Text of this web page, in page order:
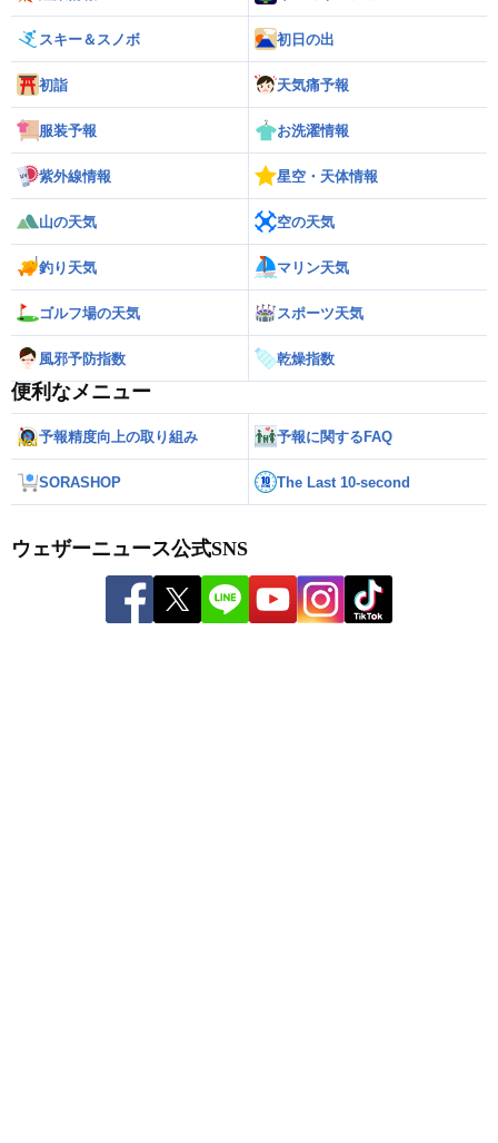
スキー＆スノボ 初日の出
初詣 天気痛予報
服装予報 お洗濯情報
紫外線情報 星空・天体情報
山の天気 空の天気
釣り天気 マリン天気
ゴルフ場の天気 スポーツ天気
風邪予防指数 乾燥指数
便利なメニュー
予報精度向上の取り組み 予報に関するFAQ
SORASHOP The Last 10-second
ウェザーニュース公式SNS